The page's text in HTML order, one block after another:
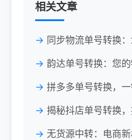
相关文章
同步物流单号转换
韵达单号转换：您
拼多多单号转换，
揭秘抖店单号转换，
无货源中转：电商